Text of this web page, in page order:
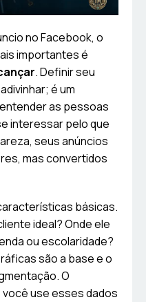
no Facebook, o
importantes é
. Definir seu
é um
as pessoas
interessar pelo que
seus anúncios
mas convertidos
básicas.
ideal? Onde ele
ou escolaridade?
são a base e o
O
use esses dados